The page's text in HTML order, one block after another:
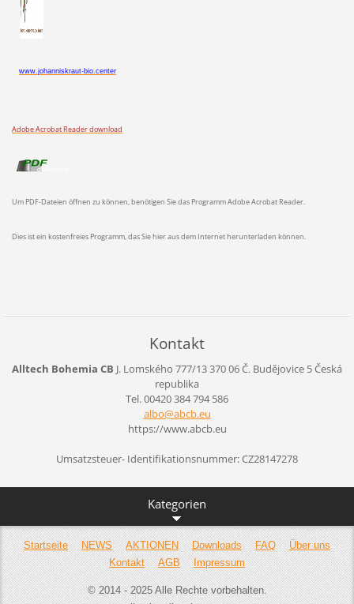
www.johanniskraut-bio.center
Adobe Acrobat Reader download
Um PDF-Dateien öffnen zu können, benötigen Sie das Programm Adobe Acrobat Reader.
Dies ist ein kostenfreies Programm, das Sie hier aus dem Internet herunterladen können.
Kontakt
Alltech Bohemia CB J. Lomského 777/13370 06 Č. Budějovice 5Česká
republika
Tel. 00420 384 794 586
albo@abcb.eu
https://www.abcb.eu
Umsatzsteuer- Identifikationsnummer: CZ28147278
Kategorien
Startseite NEWS AKTIONEN Downloads FAQ
Über uns
Kontakt
AGB Impressum
© 2014 - 2025 Alle Rechte vorbehalten.